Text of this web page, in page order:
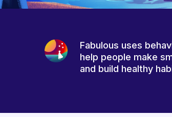
Fabulous uses
help people make
and build healthy